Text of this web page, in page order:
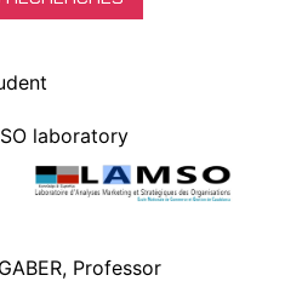
laboratory
Professor